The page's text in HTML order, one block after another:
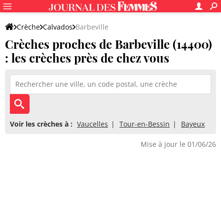
Crèche Calvados Barbeville
Crèches proches de Barbeville (14400)
: les crèches près de chez vous
Voir les crèches à : Vaucelles Tour-en-Bessin Bayeux
Mise à jour le 01/06/26